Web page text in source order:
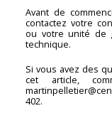
Avant de
contactez votre
ou votre unité de
technique.
Si vous avez des
cet article,
402.